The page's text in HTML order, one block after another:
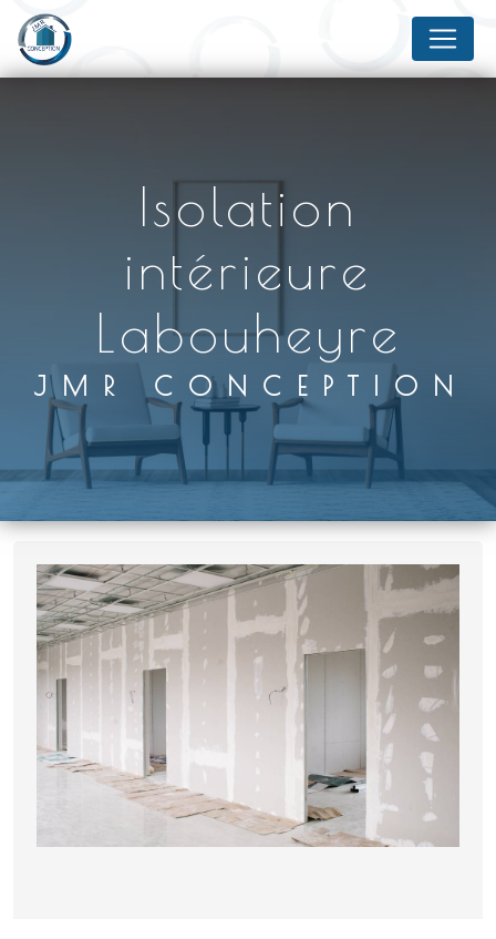
Isolation
intérieure
Labouheyre
JMR CONCEPTION
Panneau de gestion des cookies